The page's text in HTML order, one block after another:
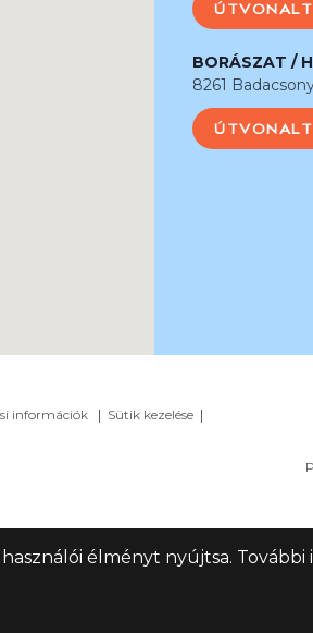
BORÁSZAT /
8261
információk Sütik kezelése
élményt nyújtsa. További